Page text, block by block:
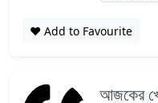
❤️ Add to Favourite
আজকের